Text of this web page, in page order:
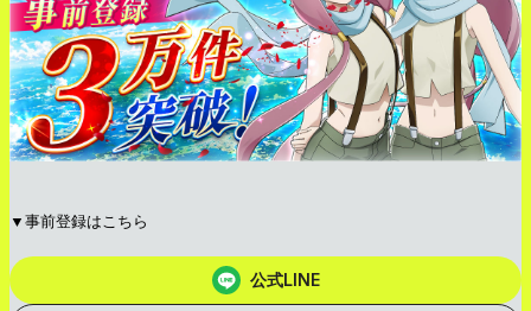
▼事前登録はこちら
公式LINE